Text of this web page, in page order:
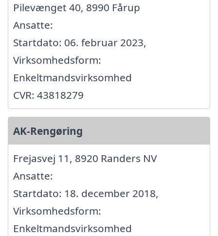
Pilevænget 40, 8990 Fårup
Ansatte:
Startdato: 06. februar 2023,
Virksomhedsform:
Enkeltmandsvirksomhed
CVR: 43818279
AK-Rengøring
Frejasvej 11, 8920 Randers NV
Ansatte:
Startdato: 18. december 2018,
Virksomhedsform:
Enkeltmandsvirksomhed